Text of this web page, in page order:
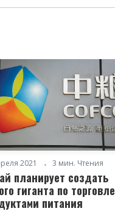
2021 3 мин. Чтения
планирует создать
гиганта по торговле
питания